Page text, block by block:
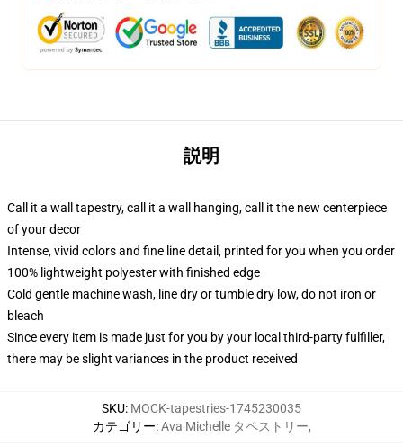
説明
Call it a wall tapestry, call it a wall hanging, call it the new centerpiece
of your decor
Intense, vivid colors and fine line detail, printed for you when you order
100% lightweight polyester with finished edge
Cold gentle machine wash, line dry or tumble dry low, do not iron or
bleach
Since every item is made just for you by your local third-party fulfiller,
there may be slight variances in the product received
SKU: MOCK-tapestries-1745230035
カテゴリー:Ava Michelle タペストリー,